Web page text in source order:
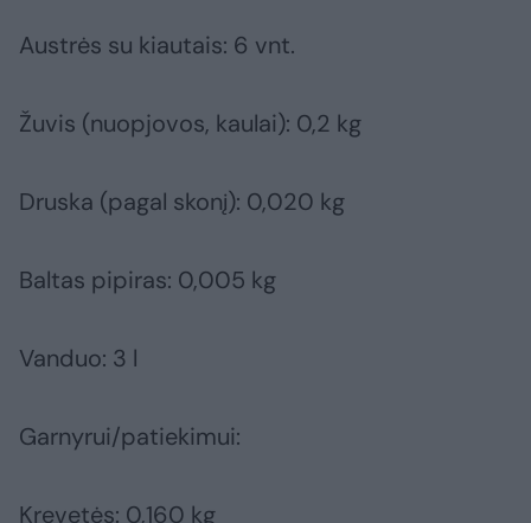
Austrės su kiautais: 6 vnt.
Žuvis (nuopjovos, kaulai): 0,2 kg
Druska (pagal skonį): 0,020 kg
Baltas pipiras: 0,005 kg
Vanduo: 3 l
Garnyrui/patiekimui:
Krevetės: 0,160 kg